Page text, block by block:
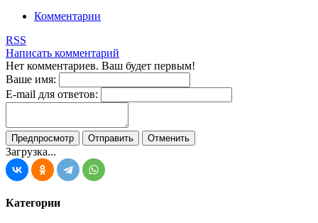
Комментарии
RSS
Написать комментарий
Нет комментариев. Ваш будет первым!
Ваше имя:
E-mail для ответов:
Загрузка...
Категории